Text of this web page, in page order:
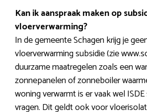
Kan ik aanspraak maken op
vloerverwarming?
In de gemeente Schagen krijg je
vloerverwarming subsidie (zie
duurzame maatregelen zoals een
zonnepanelen of zonneboiler
woning verwarmt is er vaak wel
vragen. Dit geldt ook voor